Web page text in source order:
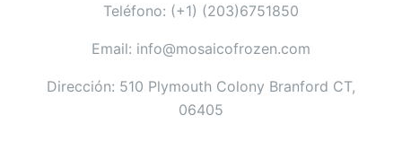
Teléfono: (+1) (203)6751850
Email: info@mosaicofrozen.com
Dirección: 510 Plymouth Colony Branford CT,
06405